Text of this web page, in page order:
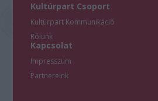
Kultúrpart Csoport
Kultúrpart Kommunikáció
Rólunk
Kapcsolat
Impresszum
Partnereink